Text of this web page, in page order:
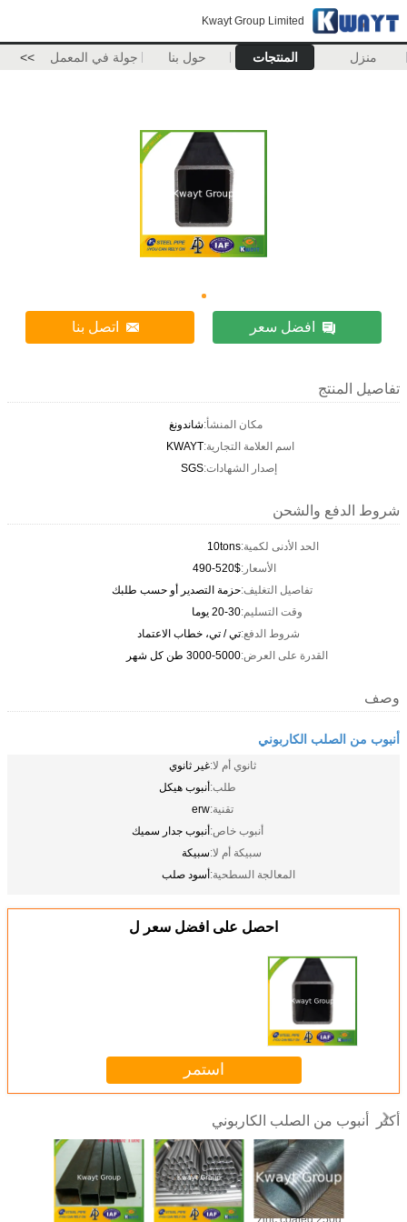
Kwayt Group Limited
منزل المنتجات حول بنا جولة في المعمل >>
افضل سعر اتصل بنا
تفاصيل المنتج
مكان المنشأ:شاندونغ
اسم العلامة التجارية:KWAYT
إصدار الشهادات:SGS
شروط الدفع والشحن
الحد الأدنى لكمية:10tons
الأسعار:490-520$
تفاصيل التغليف:حزمة التصدير أو حسب طلبك
وقت التسليم:20-30 يوما
شروط الدفع:تي / تي، خطاب الاعتماد
القدرة على العرض:3000-5000 طن كل شهر
وصف
أنبوب من الصلب الكاربوني
ثانوي أم لا:غير ثانوي
طلب:أنبوب هيكل
تقنية:erw
أنبوب خاص:أنبوب جدار سميك
سبيكة أم لا:سبيكة
المعالجة السطحية:أسود صلب
احصل على افضل سعر ل
استمر
أكثر أنبوب من الصلب الكاربوني
25x25 MS carbon Q235 Black zinc coated 250g